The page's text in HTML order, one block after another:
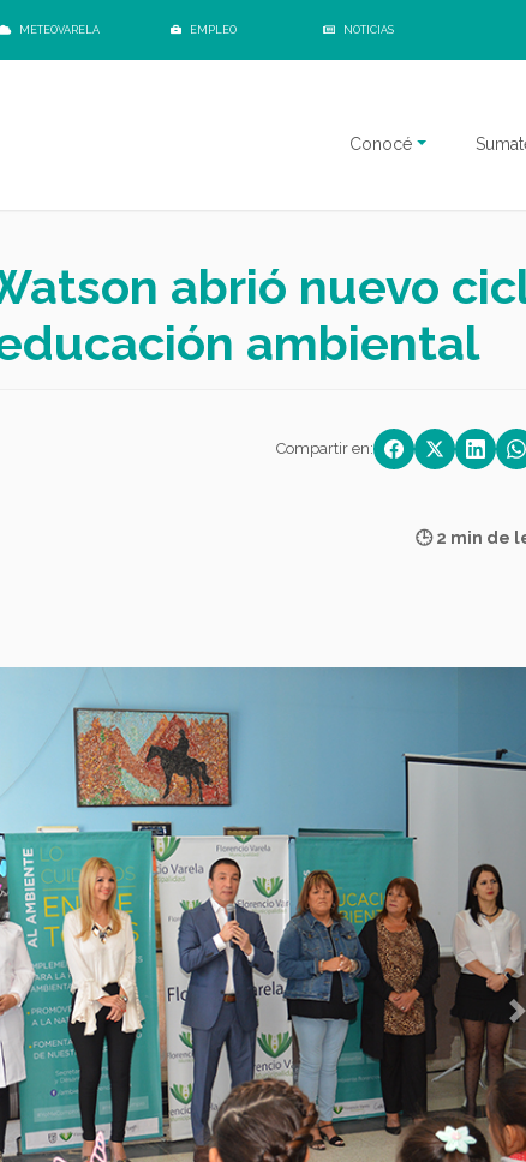
METEOVARELA EMPLEO NOTICIAS
Conocé
abrió nuevo
ambiental
Compartir en:
🕒 2 min de